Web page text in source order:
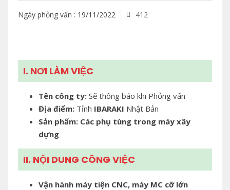
Ngày phỏng vấn : 19/11/2022 412
I. NƠI LÀM VIỆC
Tên công ty: Sẽ thông báo khi Phỏng vấn
Địa điểm: Tỉnh IBARAKI Nhật Bản
Sản phẩm: Các phụ tùng trong máy xây
dựng
II. NỘI DUNG CÔNG VIỆC
Vận hành máy tiện CNC, máy MC cỡ lớn